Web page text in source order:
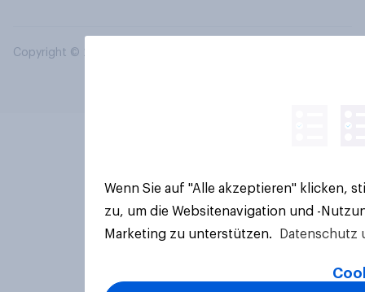
Copyright © 2026 YouGov PLC. Alle Rechte vorbehalten.
Wenn Sie auf "Alle akzeptieren" klicken,
zu, um die Websitenavigation und -
Marketing zu unterstützen.
Datenschutz